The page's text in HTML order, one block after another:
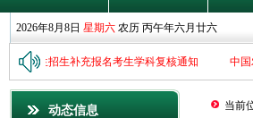
2026年8月8日 星期六 农历 丙午年六月廿六
究生招生补充报名考生学科复核通知 中国
动态信息 当前